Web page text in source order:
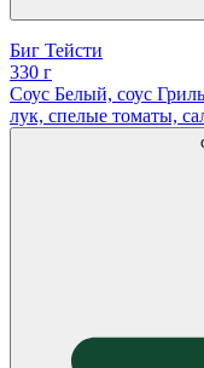
Биг Тейсти
330 г
Соус Белый, соус
лук, спелые томаты,